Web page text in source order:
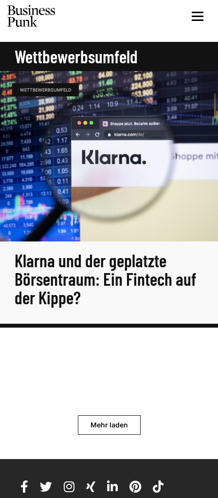
Wettbewerbsumfeld
WETTBEWERBSUMFELD
Klarna und der geplatzte
Börsentraum: Ein Fintech auf
der Kippe?
Mehr laden